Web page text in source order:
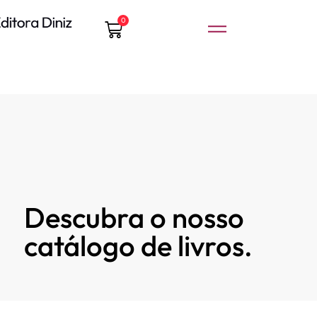
0
Descubra o nosso
catálogo de livros.